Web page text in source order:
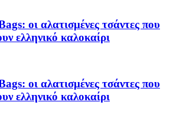
οι αλατισμένες τσάντες που
ελληνικό καλοκαίρι
οι αλατισμένες τσάντες που
ελληνικό καλοκαίρι